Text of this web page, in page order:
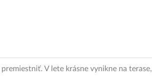
V lete krásne vynikne na terase,